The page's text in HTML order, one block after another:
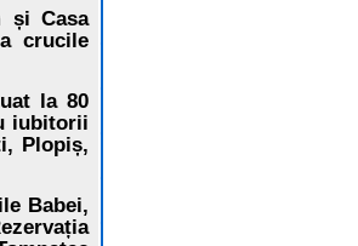
și Casa
crucile
la 80
iubitorii
Plopiș,
Babei,